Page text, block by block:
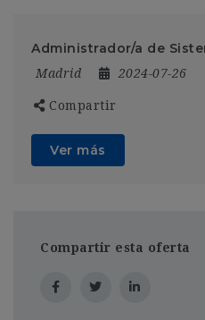
Administrador/a de
Madrid 2024-07-26
Compartir
Ver más
Compartir esta oferta